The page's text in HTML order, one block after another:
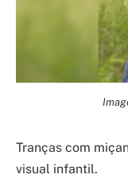
Tranças com
visual infantil.